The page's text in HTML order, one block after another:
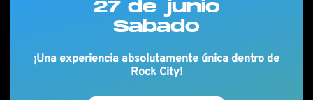
27 de junio
Sabado
¡Una experiencia absolutamente única dentro de
Rock City!